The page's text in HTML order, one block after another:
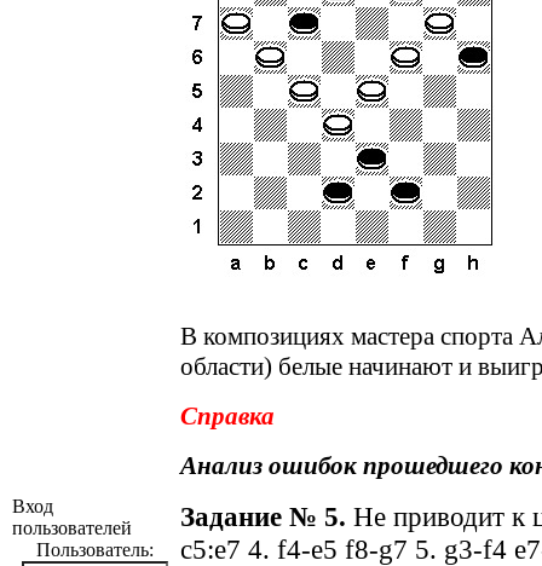
Вход
пользователей
Пользователь:
В композициях мастера спорта
области) белые начинают и
Справка
Анализ ошибок прошедшего
Задание № 5. Не приводит к
c5:e7 4. f4-e5 f8-g7 5. g3-f4